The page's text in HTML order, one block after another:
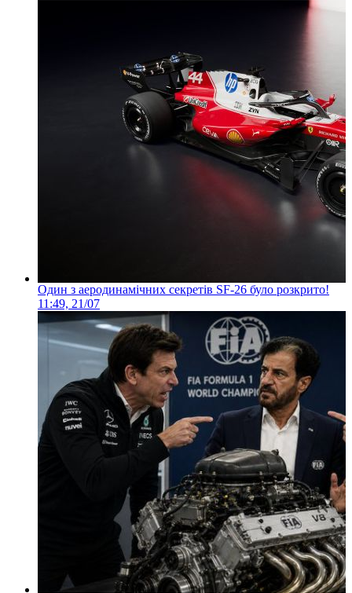
Один з аеродинамічних секретів SF-26 було розкрито!
11:49, 21/07